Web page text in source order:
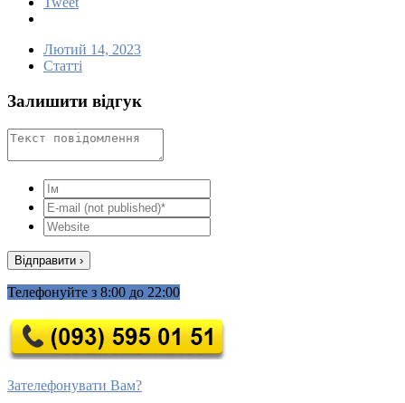
Лютий 14, 2023
Статті
Залишити відгук
Телефонуйте з 8:00 до 22:00
Зателефонувати Вам?